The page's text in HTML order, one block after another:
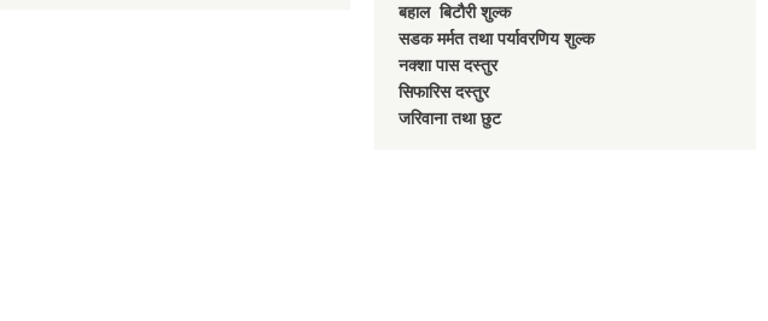
बहाल बिटाैरी शुल्क
सडक मर्मत तथा पर्यावरणिय शुल्क
नक्शा पास दस्तुर
सिफारिस दस्तुर
जरिवाना तथा छुट